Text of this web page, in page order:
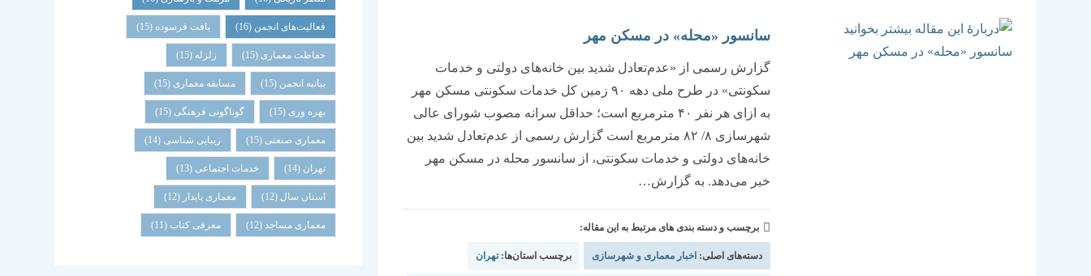
سانسور «محله» در مسکن ‏‏‌مهر
گزارش رسمی از «عدم‌تعادل شدید بین خانه‏‏‌های دولتی و خدمات
سکونتی» در طرح ملی دهه ۹۰ زمین کل خدمات سکونتی مسکن‌‌‌ مهر
به ازای هر نفر ۴۰ مترمربع است؛ حداقل سرانه مصوب شورای عالی
شهرسازی ۸/ ۸۲ مترمربع است گزارش رسمی از عدم‌تعادل شدید بین
خانه‌‌‌های دولتی و خدمات سکونتی، از سانسور محله در مسکن مهر
خبر می‌دهد. به گزارش…
برچسب و دسته بندی های مرتبط به این مقاله:
دسته‌های اصلی: اخبار معماری و شهرسازی برچسب استان‌ها:تهران
فعالیت‌های انجمن (16) بافت فرسوده (15)
حفاظت معماری (15) زلزله (15)
بیانیه انجمن (15) مسابقه معماری (15)
بهره وری (15) گوناگونی فرهنگی (15)
معماری صنعتی (15) زیبایی شناسی (14)
تهران (14) خدمات اجتماعی (13)
استان سال (12) معماری پایدار (12)
معماری مساجد(12) معرفی کتاب (11)